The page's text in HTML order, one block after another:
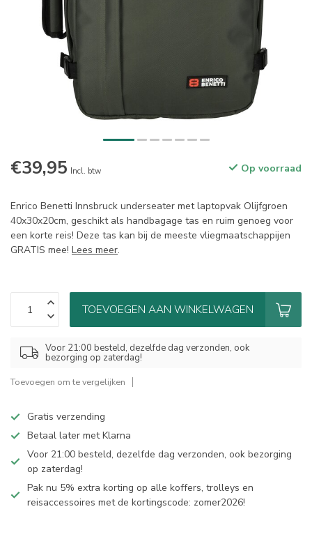
€39,95 Incl. btw Op voorraad
Enrico Benetti Innsbruck underseater met laptopvak Olijfgroen
40x30x20cm, geschikt als handbagage tas en ruim genoeg voor
een korte reis! Deze tas kan bij de meeste vliegmaatschappijen
GRATIS mee! Lees meer.
TOEVOEGEN AAN WINKELWAGEN
Voor 21:00 besteld, dezelfde dag verzonden, ook
bezorging op zaterdag!
Toevoegen om te vergelijken
Gratis verzending
Betaal later met Klarna
Voor 21:00 besteld, dezelfde dag verzonden, ook bezorging
op zaterdag!
Pak nu 5% extra korting op alle koffers, trolleys en
reisaccessoires met de kortingscode: zomer2026!